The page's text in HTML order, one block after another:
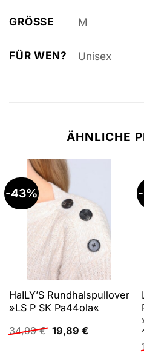
GRÖSSE M
FÜR WEN? Unisex
ÄHNLICHE
-43%
HaILY’S Rundhalspullover
»LS P SK Pa44ola«
34,99€ Ursprünglicher
Preis
19,89 €Aktueller